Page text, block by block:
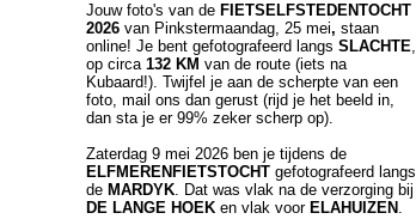
Jouw foto's van de FIETSELFSTEDENTOCHT
2026 van Pinkstermaandag, 25 mei, staan
online! Je bent gefotografeerd langs SLACHTE,
op circa 132 KM van de route (iets na
Kubaard!). Twijfel je aan de scherpte van een
foto, mail ons dan gerust (rijd je het beeld in,
dan sta je er 99% zeker scherp op).
Zaterdag 9 mei 2026 ben je tijdens de
ELFMERENFIETSTOCHT gefotografeerd langs
de MARDYK. Dat was vlak na de verzorging bij
DE LANGE HOEK en vlak voor ELAHUIZEN .